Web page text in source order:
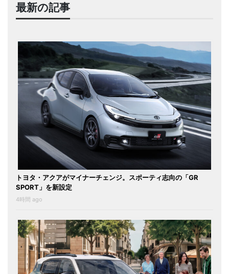
最新の記事
トヨタ・アクアがマイナーチェンジ。スポーティ志向の「GR
SPORT」を新設定
4時間 ago